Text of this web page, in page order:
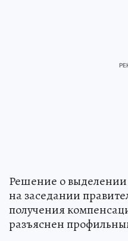
Решение о выделении
на заседании
получения
разъяснен